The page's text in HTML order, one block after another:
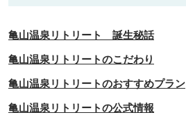
亀山温泉リトリート 誕生秘話
亀山温泉リトリートのこだわり
亀山温泉リトリートのおすすめプラン
亀山温泉リトリートの公式情報